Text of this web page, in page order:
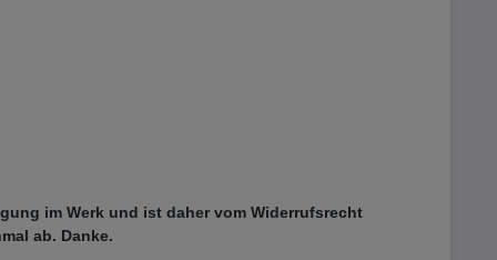
im Werk und ist daher vom Widerrufsrecht
ab. Danke.